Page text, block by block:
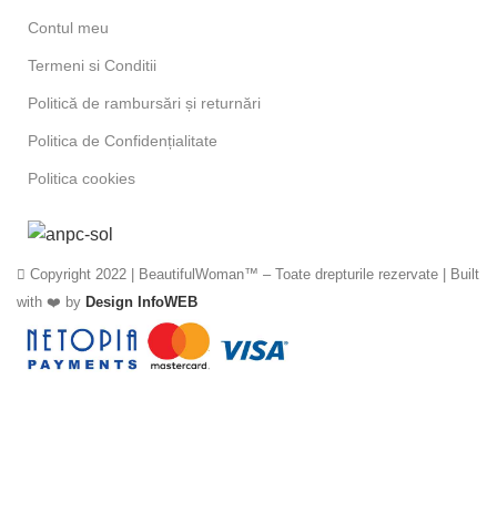
Contul meu
Termeni si Conditii
Politică de rambursări și returnări
Politica de Confidențialitate
Politica cookies
Copyright 2022 | BeautifulWoman™ – Toate drepturile rezervate | Built
with ❤️ by Design InfoWEB